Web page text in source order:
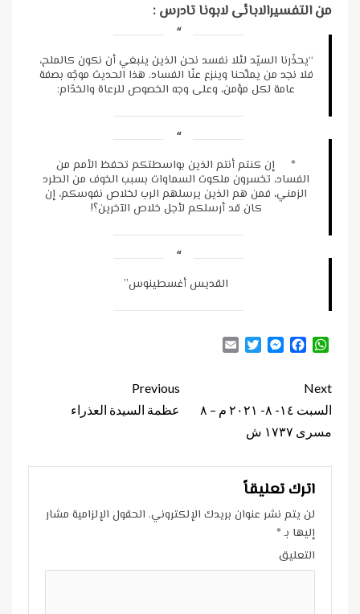
من التفسيرالابائى لابونا تادرس :
“يحذّرنا السيّد لئلا نفسد نحن الذين ينبغي أن نكون كالملح،
فلا نجد من يملِّحنا وينزع عنّا الفساد. هذا الحديث موجّه بصفة
عامة لكل مؤمن، وعلى وجه الخصوص للرعاة والخدّام:
* إن كنتم أنتم الذين بواسطتكم تحفظ الأمم من
الفساد، تخسرون ملكوت السماوات بسبب الخوف من الطرد
الزمني، فمن هم الذين يرسلهم الرب لخلاص نفوسكم، إن
كان قد أرسلكم لأجل خلاص الآخرين؟!
القديس أغسطينوس”
WhatsApp
Facebook
Messenger
Twitter
Continue
Reading
Previous
عظمة السيدة العذراء
Next
السبت ١٤- ٨- ٢٠٢١ م – ٨
مسرى ١٧٣٧ ش
اترك تعليقاً
لن يتم نشر عنوان بريدك الإلكتروني. الحقول الإلزامية مشار
إليها بـ*
التعليق